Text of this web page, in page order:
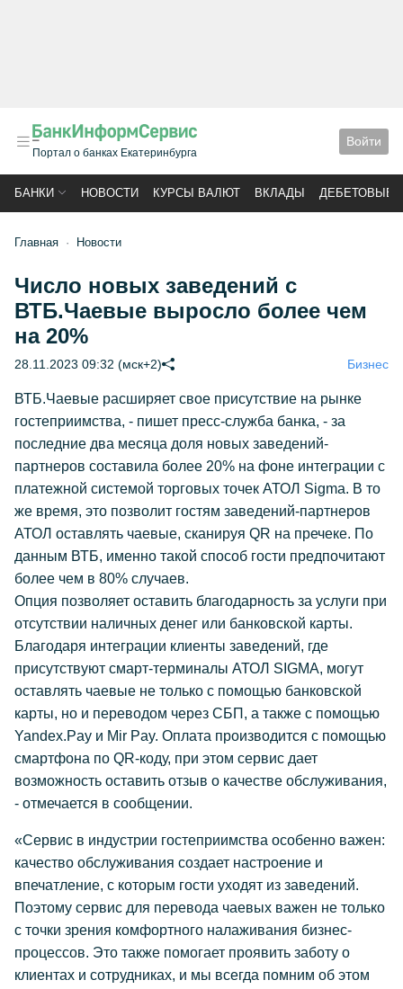
Портал о банках Екатеринбурга
Войти
БАНКИ НОВОСТИ КУРСЫ ВАЛЮТ ВКЛАДЫ ДЕБЕТОВЫЕ
Главная Новости
Число новых заведений с
ВТБ.Чаевые выросло более чем
на 20%
28.11.2023 09:32 (мск+2) Бизнес
ВТБ.Чаевые расширяет свое присутствие на рынке
гостеприимства, - пишет пресс-служба банка, - за
последние два месяца доля новых заведений-
партнеров составила более 20% на фоне интеграции с
платежной системой торговых точек АТОЛ Sigma. В то
же время, это позволит гостям заведений-партнеров
АТОЛ оставлять чаевые, сканируя QR на пречеке. По
данным ВТБ, именно такой способ гости предпочитают
более чем в 80% случаев.
Опция позволяет оставить благодарность за услуги при
отсутствии наличных денег или банковской карты.
Благодаря интеграции клиенты заведений, где
присутствуют смарт-терминалы АТОЛ SIGMA, могут
оставлять чаевые не только с помощью банковской
карты, но и переводом через СБП, а также с помощью
Yandex.Pay и Mir Pay. Оплата производится с помощью
смартфона по QR-коду, при этом сервис дает
возможность оставить отзыв о качестве обслуживания,
- отмечается в сообщении.
«Сервис в индустрии гостеприимства особенно важен:
качество обслуживания создает настроение и
впечатление, с которым гости уходят из заведений.
Поэтому сервис для перевода чаевых важен не только
с точки зрения комфортного налаживания бизнес-
процессов. Это также помогает проявить заботу о
клиентах и сотрудниках, и мы всегда помним об этом